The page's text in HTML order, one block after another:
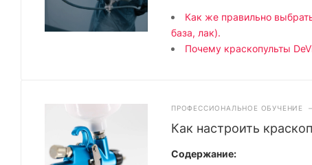
Как же правильно
база, лак).
Почему краскопульты
ПРОФЕССИОНАЛЬНОЕ ОБУЧЕНИЕ
Как настроить
Содержание: